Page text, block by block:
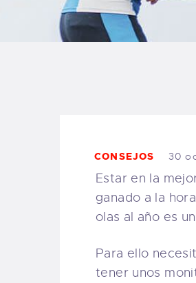
CONSEJOS 30
Estar en la
ganado a la
olas al año es
Para ello
tener unos